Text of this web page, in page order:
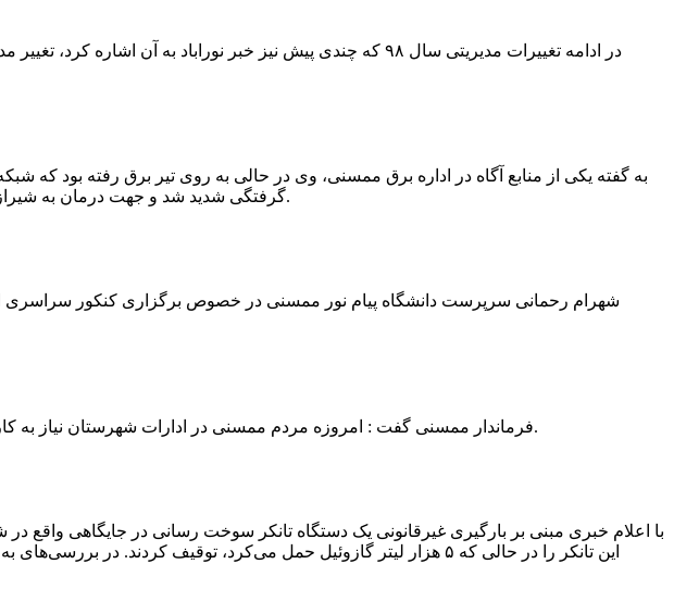
در ادامه تغییرات مدیریتی سال ۹۸ که چندی پیش نیز خبر نوراباد
به گفته یکی از منابع آگاه در اداره برق ممسنی، وی در حالی به روی تیر برق رفته بود که
گرفتگی شدید شد و جهت درمان به شیراز انتقال یافت.به گفته این منبع آگاه ؛ متاسفانه هر دو دست این نیروی کار به دلیل سوختگی شدید قطع شده است.
فرماندار ممسنی گفت : امروزه مردم ممسنی در ادارات شهرستان نیاز به کارشناس و خدمتگزار دارند و به اندازه کافی کلانتر در شهرستان وجود دارد پس کارشناسان از کلانتری پرهیز نمایند.
با اعلام خبری مبنی بر بارگیری غیرقانونی یک دستگاه تانکر سوخت رسانی در جایگاهی
این تانکر را در حالی که ۵ هزار لیتر گازوئیل حمل می‌کرد، توقیف